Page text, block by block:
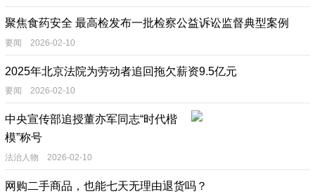
聚焦食药安全 最高检发布一批检察公益诉讼监督典型案例
要闻 2026-02-10
2025年北京法院为劳动者追回拖欠薪资9.5亿元
要闻 2026-02-10
中央宣传部追授董亦军同志“时代楷
模”称号
法治人物 2026-02-10
网购二手商品，也能七天无理由退货吗？